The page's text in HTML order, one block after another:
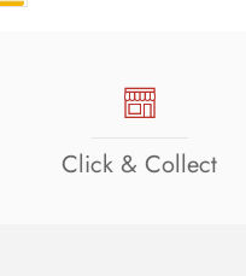
Click & Collect